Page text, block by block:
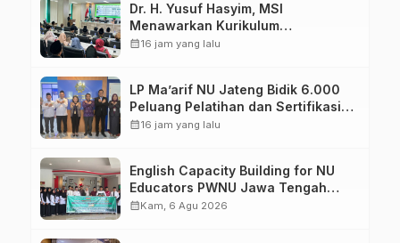
Dr. H. Yusuf Hasyim, MSI
Menawarkan Kurikulum
Diversifikasi, Harapan Baru dalam
calendar_month16 jam yang lalu
LP Ma’arif NU Jateng Bidik 6.000
Peluang Pelatihan dan Sertifikasi
bagi Lulusan SMK
calendar_month16 jam yang lalu
English Capacity Building for NU
Educators PWNU Jawa Tengah
Batch#4; Membuka Jalan Menuju
calendar_monthKam, 6 Agu 2026